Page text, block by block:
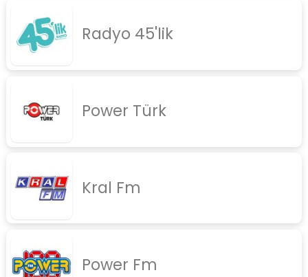
Radyo 45'lik
Power Türk
Kral Fm
Power Fm